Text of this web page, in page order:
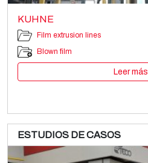
KUHNE
Film extrusion lines
Blown film
Leer más
ESTUDIOS DE CASOS